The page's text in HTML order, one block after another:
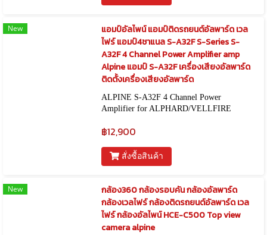
New
แอมป์อัลไพน์ แอมป์ติดรถยนต์อัลพาร์ด เวล
ไฟร์ แอมป์4ชาแนล S-A32F S-Series S-
A32F 4 Channel Power Amplifier amp
Alpine แอมป์ S-A32F เครื่องเสียงอัลพาร์ด
ติดตั้งเครื่องเสียงอัลพาร์ด
ALPINE S-A32F 4 Channel Power
Amplifier for ALPHARD/VELLFIRE
฿12,900
สั่งซื้อสินค้า
New
กล้อง360 กล้องรอบคัน กล้องอัลพาร์ด
กล้องเวลไฟร์ กล้องติดรถยนต์อัลพาร์ด เวล
ไฟร์ กล้องอัลไพน์ HCE-C500 Top view
camera alpine